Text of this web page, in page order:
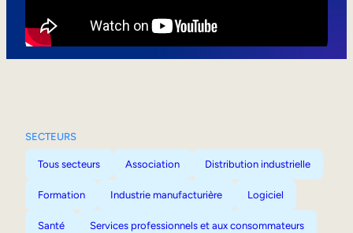
SECTEURS
Tous secteurs Association Distribution industrielle
Formation Industrie manufacturière Logiciel
Santé Services professionnels et aux consommateurs